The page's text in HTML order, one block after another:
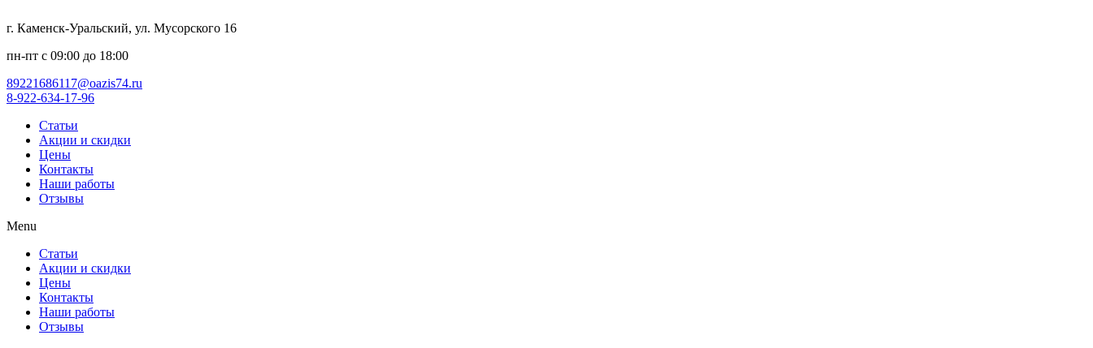
г. Каменск-Уральский, ул. Мусорского 16
пн-пт с 09:00 до 18:00
89221686117@oazis74.ru
8-922-634-17-96
Статьи
Акции и скидки
Цены
Контакты
Наши работы
Отзывы
Menu
Статьи
Акции и скидки
Цены
Контакты
Наши работы
Отзывы